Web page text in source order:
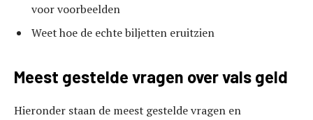
voor voorbeelden
Weet hoe de echte biljetten eruitzien
Meest gestelde vragen over vals geld
Hieronder staan de meest gestelde vragen en